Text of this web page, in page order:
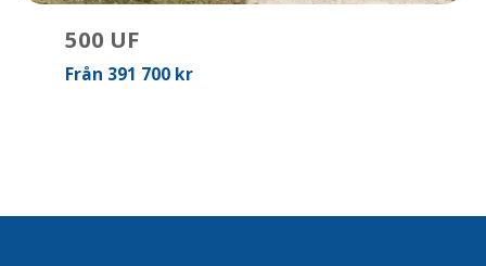
500 UF
Från 391 700 kr